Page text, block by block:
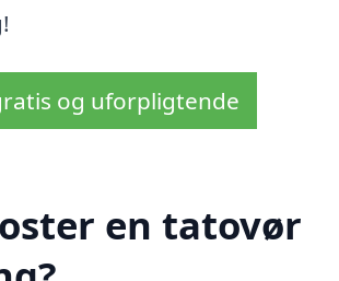
og uforpligtende
en tatovør